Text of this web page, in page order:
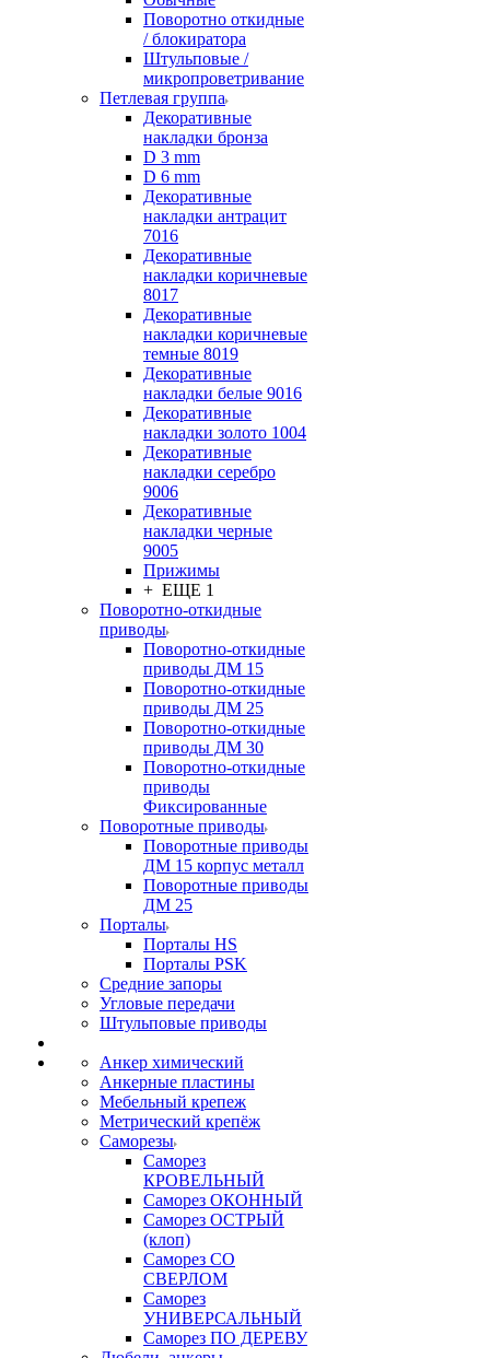
Поворотно откидные
/ блокиратора
Штульповые /
микропроветривание
Петлевая группа
Декоративные
накладки бронза
D 3 mm
D 6 mm
Декоративные
накладки антрацит
7016
Декоративные
накладки коричневые
8017
Декоративные
накладки коричневые
темные 8019
Декоративные
накладки белые 9016
Декоративные
накладки золото 1004
Декоративные
накладки серебро
9006
Декоративные
накладки черные
9005
Прижимы
+ ЕЩЕ 1
Поворотно-откидные
приводы
Поворотно-откидные
приводы ДМ 15
Поворотно-откидные
приводы ДМ 25
Поворотно-откидные
приводы ДМ 30
Поворотно-откидные
приводы
Фиксированные
Поворотные приводы
Поворотные приводы
ДМ 15 корпус металл
Поворотные приводы
ДМ 25
Порталы
Порталы HS
Порталы PSK
Средние запоры
Угловые передачи
Штульповые приводы
Анкер химический
Анкерные пластины
Мебельный крепеж
Метрический крепёж
Саморезы
Саморез
КРОВЕЛЬНЫЙ
Саморез ОКОННЫЙ
Саморез ОСТРЫЙ
(клоп)
Саморез СО
СВЕРЛОМ
Саморез
УНИВЕРСАЛЬНЫЙ
Саморез ПО ДЕРЕВУ